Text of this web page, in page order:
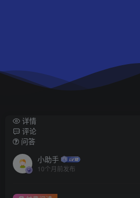
详情
评论
问答
小助手
10个月前发布